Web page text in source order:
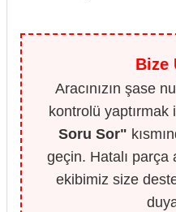
Bize
Aracınızın şase
kontrolü yaptırmak
Soru Sor"
geçin. Hatalı parça
ekibimiz size